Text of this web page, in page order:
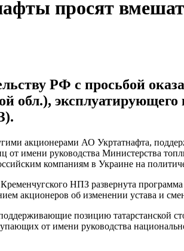
просят
РФ с просьбой
обл.),
акционерами АО Укртатнафта,
от имени руководства Министерства
компаниям в Украине на
НПЗ развернута
акционеров об изменении устава и
позицию татарстанской
от имени руководства